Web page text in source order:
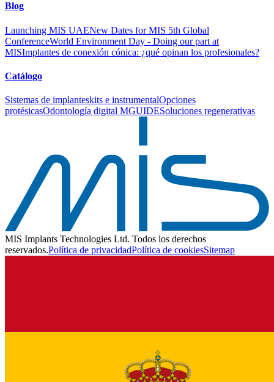
Blog
Launching MIS UAENew Dates for MIS 5th Global
ConferenceWorld Environment Day - Doing our part at
MISImplantes de conexión cónica: ¿qué opinan los profesionales?
Catálogo
Sistemas de implanteskits e instrumentalOpciones
protésicasOdontología digital MGUIDESoluciones regenerativas
MIS Implants Technologies Ltd. Todos los derechos
reservados.Política de privacidadPolítica de cookiesSitemap